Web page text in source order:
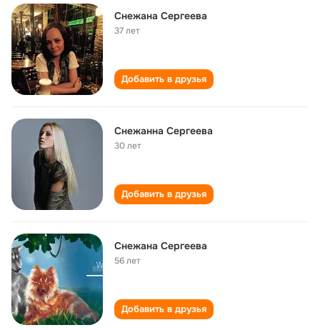
Снежана Сергеева
37 лет
Добавить в друзья
Снежанна Сергеева
30 лет
Добавить в друзья
Снежана Сергеева
56 лет
Добавить в друзья